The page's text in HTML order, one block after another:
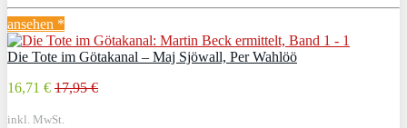
ansehen *
Die Tote im Götakanal – Maj Sjöwall, Per Wahlöö
16,71 € 17,95 €
inkl. MwSt.